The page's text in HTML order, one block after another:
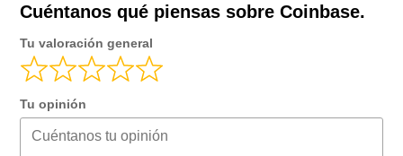
de
las
reseñas
del
sitio
Cuéntanos qué piensas sobre Coinbase.
Tu valoración general
Tu opinión